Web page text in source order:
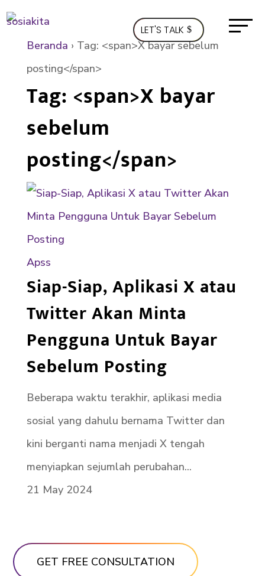
LET'S TALK
Beranda › Tag: <span>X bayar sebelum
posting</span>
Tag: <span>X bayar
sebelum
posting</span>
Apss
Siap-Siap, Aplikasi X atau
Twitter Akan Minta
Pengguna Untuk Bayar
Sebelum Posting
Beberapa waktu terakhir, aplikasi media
sosial yang dahulu bernama Twitter dan
kini berganti nama menjadi X tengah
menyiapkan sejumlah perubahan...
21 May 2024